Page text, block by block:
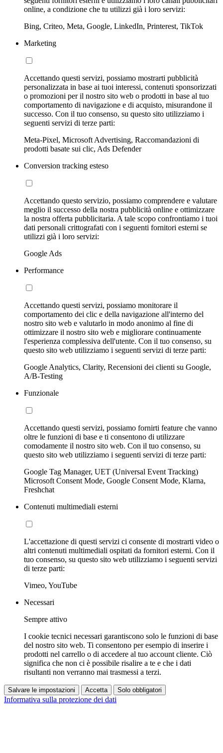
online, a condizione che tu utilizzi già i loro servizi:
Bing, Criteo, Meta, Google, LinkedIn, Printerest, TikTok
Marketing
Accettando questi servizi, possiamo mostrarti pubblicità
personalizzata in base ai tuoi interessi, contenuti sponsorizzati
o promozioni per il nostro sito web o prodotti in base al tuo
comportamento di navigazione e di acquisto, misurandone il
successo. Con il tuo consenso, su questo sito utilizziamo i
seguenti servizi di terze parti:
Meta-Pixel, Microsoft Advertising, Raccomandazioni di
prodotti basate sui clic, Ads Defender
Conversion tracking esteso
Accettando questo servizio, possiamo comprendere e valutare
meglio il successo della nostra pubblicità online e ottimizzare
la nostra offerta pubblicitaria. A tale scopo confrontiamo i tuoi
dati personali crittografati con i seguenti fornitori esterni se
utilizzi già i loro servizi:
Google Ads
Performance
Accettando questi servizi, possiamo monitorare il
comportamento dei clic e della navigazione all'interno del
nostro sito web e valutarlo in modo anonimo al fine di
ottimizzare il nostro sito web e migliorare continuamente
l'esperienza complessiva dell'utente. Con il tuo consenso, su
questo sito web utilizziamo i seguenti servizi di terze parti:
Google Analytics, Clarity, Recensioni dei clienti su Google,
A/B-Testing
Funzionale
Accettando questi servizi, possiamo fornirti feature che vanno
oltre le funzioni di base e ti consentono di utilizzare
comodamente il nostro sito web. Con il tuo consenso, su
questo sito web utilizziamo i seguenti servizi di terze parti:
Google Tag Manager, UET (Universal Event Tracking)
Microsoft Consent Mode, Google Consent Mode, Klarna,
Freshchat
Contenuti multimediali esterni
L'accettazione di questi servizi ci consente di mostrarti video o
altri contenuti multimediali ospitati da fornitori esterni. Con il
tuo consenso, su questo sito web utilizziamo i seguenti servizi
di terze parti:
Vimeo, YouTube
Necessari
Sempre attivo
I cookie tecnici necessari garantiscono solo le funzioni di base
del nostro sito web. Ti consentono per esempio di inserire i
prodotti nel carrello o di accedere al tuo account cliente. Ciò
significa che non ci è possibile risalire a te e che i dati
risultanti non verranno mai trasmessi a terzi.
Salvare le impostazioni Accetta Solo obbligatori
Informativa sulla protezione dei dati